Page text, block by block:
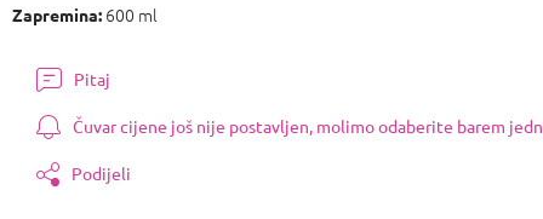
Zapremina: 600 ml
Pitaj
Čuvar cijene još nije postavljen, molimo odaberite barem
Podijeli